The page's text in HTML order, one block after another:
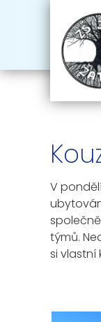
V
týmů.
si vlastní